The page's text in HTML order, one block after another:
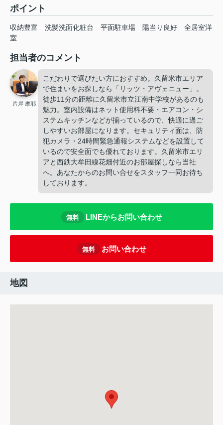
ポイント
収納豊富 洗髪洗面化粧台 平面駐車場 陽当り良好
全居室洋
室
担当者のコメント
片岸 摩耶
こだわりで選びたい方におすすめ。久留米市エリア
で住まいをお探しなら「リッツ・アヴェニュー」。
徒歩11分の距離に久留米市立江南中学校があるのも
魅力。室内設備はネット使用料不要・エアコン・シ
ステムキッチンなどが揃っているので、快適に過ご
しやすいお部屋になります。セキュリティ面は、防
犯カメラ・24時間緊急通報システムなどを設置して
いるので安全面でも優れております。久留米市エリ
アと西鉄大牟田線花畑付近のお部屋探しなら当社
へ。あなたからのお問い合せをスタッフ一同お待ち
しております。
無料 LINEからお問い合わせ
無料 お問い合わせ
地図